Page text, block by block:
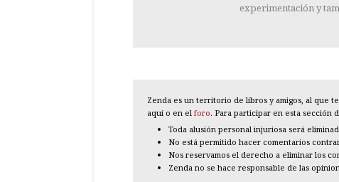
experimentación y
Zenda es un territorio de libros y amigos, al que
aquí o en el foro. Para participar en esta sección
Toda alusión personal injuriosa será
No está permitido hacer comentarios
Nos reservamos el derecho a eliminar los
Zenda no se hace responsable de las